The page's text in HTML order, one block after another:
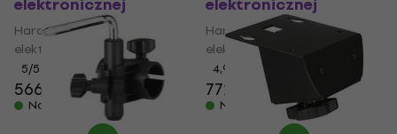
Hardware do perkusji
elektronicznej
5/5
566 zł
Na magazynie
Hardware do perkusji
elektronicznej
4,9
772 zł
Na magazynie